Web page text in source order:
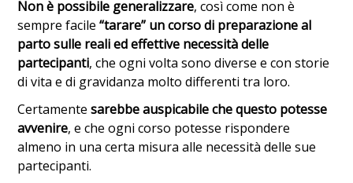
Non è possibile generalizzare, così come non è
sempre facile “tarare” un corso di preparazione al
parto sulle reali ed effettive necessità delle
partecipanti, che ogni volta sono diverse e con storie
di vita e di gravidanza molto differenti tra loro.
Certamentesarebbe auspicabile che questo potesse
avvenire, e che ogni corso potesse rispondere
almeno in una certa misura alle necessità delle sue
partecipanti.